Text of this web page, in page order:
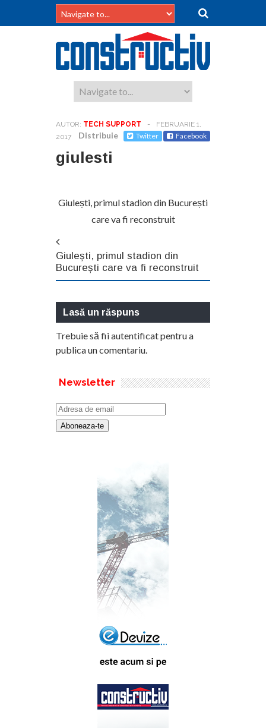
AUTOR: TECH SUPPORT -
FEBRUARIE 1,
2017
Distribuie Twitter Facebook
giulesti
Giulești, primul stadion din București
care va fi reconstruit
Giulești, primul stadion din
București care va fi reconstruit
Lasă un răspuns
Trebuie să fiiautentificatpentru a
publica un comentariu.
Newsletter